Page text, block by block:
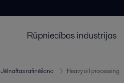
Rūpniecības industrijas
Jēlnaftas rafinēšana Heavy oil processing